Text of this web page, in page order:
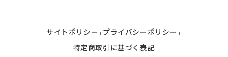
サイトポリシー | プライバシーポリシー |
特定商取引に基づく表記